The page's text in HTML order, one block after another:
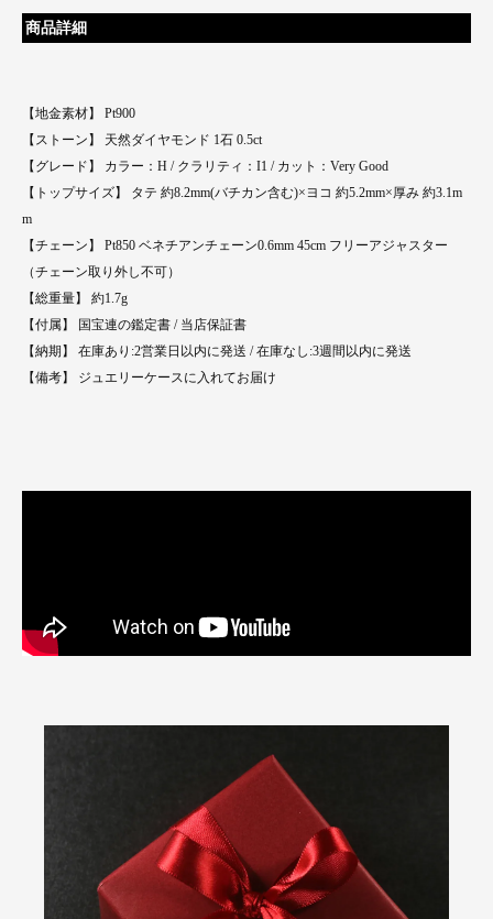
商品詳細
【地金素材】 Pt900
【ストーン】 天然ダイヤモンド 1石 0.5ct
【グレード】 カラー：H / クラリティ：I1 / カット：Very Good
【トップサイズ】 タテ 約8.2mm(バチカン含む)×ヨコ 約5.2mm×厚み 約3.1m
m
【チェーン】 Pt850 ベネチアンチェーン0.6mm 45cm フリーアジャスター
（チェーン取り外し不可）
【総重量】 約1.7g
【付属】 国宝連の鑑定書 / 当店保証書
【納期】 在庫あり:2営業日以内に発送 / 在庫なし:3週間以内に発送
【備考】 ジュエリーケースに入れてお届け